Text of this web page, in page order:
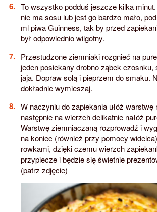
To wszystko podduś jeszcze kilka
nie ma sosu lub jest go bardzo mało,
ml piwa Guinness, tak by przed
był odpowiednio wilgotny.
Przestudzone ziemniaki rozgnieć na
jeden posiekany drobno ząbek czosnku,
jaja. Dopraw solą i pieprzem do smaku.
dokładnie wymieszaj.
W naczyniu do zapiekania ułóż warstwę
następnie na wierzch delikatnie nałóż
Warstwę ziemniaczaną rozprowadź i
na koniec (również przy pomocy
rowkami, dzięki czemu wierzch
przypiecze i będzie się świetnie
(patrz zdjęcie)